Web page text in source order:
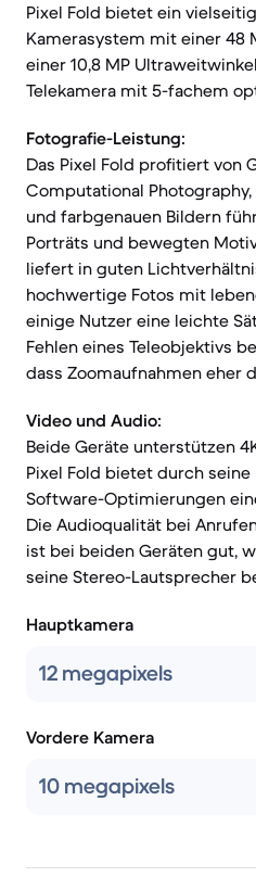
Pixel Fold bietet ein
Kamerasystem mit einer 48
einer 10,8 MP
Telekamera mit 5-fachem
Fotografie-Leistung:
Das Pixel Fold profitiert
Computational
und farbgenauen Bildern
Porträts und bewegten
liefert in guten
hochwertige Fotos mit
einige Nutzer eine leichte
Fehlen eines Teleobjektivs
dass Zoomaufnahmen eher
Video und Audio:
Beide Geräte unterstützen
Pixel Fold bietet durch
Software-Optimierungen
Die Audioqualität bei
ist bei beiden Geräten gut,
seine Stereo-Lautsprecher
Hauptkamera
12 megapixels
Vordere Kamera
10 megapixels